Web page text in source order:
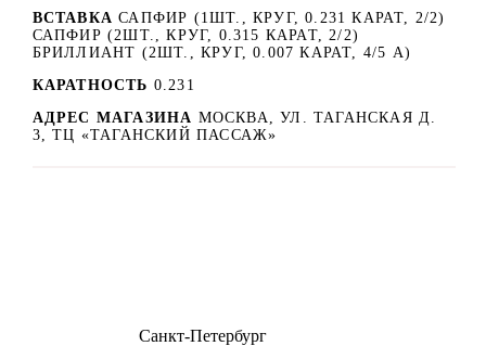
ВСТАВКА САПФИР (1ШТ., КРУГ, 0.231 КАРАТ, 2/2)
САПФИР (2ШТ., КРУГ, 0.315 КАРАТ, 2/2)
БРИЛЛИАНТ (2ШТ., КРУГ, 0.007 КАРАТ, 4/5 А)
КАРАТНОСТЬ 0.231
АДРЕС МАГАЗИНА МОСКВА, УЛ. ТАГАНСКАЯ Д.
3, ТЦ «ТАГАНСКИЙ ПАССАЖ»
Санкт-Петербург